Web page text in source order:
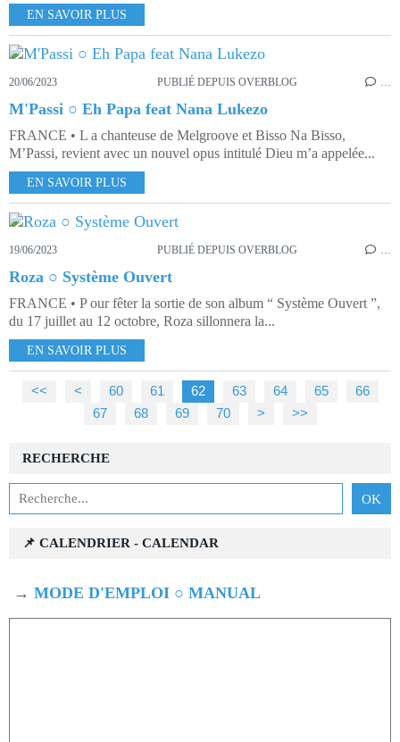
EN SAVOIR PLUS
20/06/2023 PUBLIÉ DEPUIS OVERBLOG …
M'Passi ○ Eh Papa feat Nana Lukezo
FRANCE • L a chanteuse de Melgroove et Bisso Na Bisso,
M’Passi, revient avec un nouvel opus intitulé Dieu m’a appelée...
EN SAVOIR PLUS
19/06/2023 PUBLIÉ DEPUIS OVERBLOG …
Roza ○ Système Ouvert
FRANCE • P our fêter la sortie de son album “ Système Ouvert ”,
du 17 juillet au 12 octobre, Roza sillonnera la...
EN SAVOIR PLUS
<< < 10
20
30
40
50
60 61 62 63 64 65
66
67
68 69 70 80
90
100
200
300
> >>
RECHERCHE
📌 CALENDRIER - CALENDAR
→ MODE D'EMPLOI ○ MANUAL